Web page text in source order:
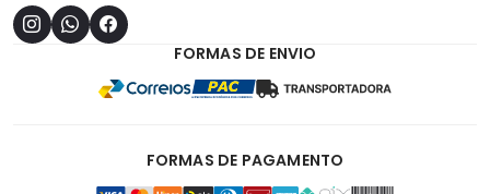
FORMAS DE ENVIO
FORMAS DE PAGAMENTO